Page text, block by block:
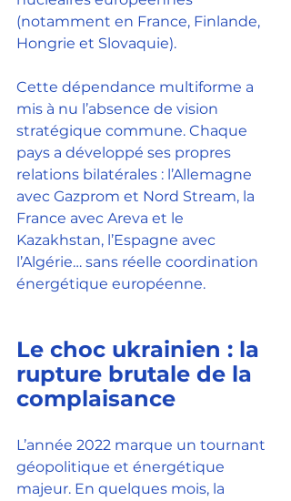
(notamment en France, Finlande,
Hongrie et Slovaquie).
Cette dépendance multiforme a
mis à nu l’absence de vision
stratégique commune. Chaque
pays a développé ses propres
relations bilatérales : l’Allemagne
avec Gazprom et Nord Stream, la
France avec Areva et le
Kazakhstan, l’Espagne avec
l’Algérie… sans réelle coordination
énergétique européenne.
Le choc ukrainien : la
rupture brutale de la
complaisance
L’année 2022 marque un tournant
géopolitique et énergétique
majeur. En quelques mois, la